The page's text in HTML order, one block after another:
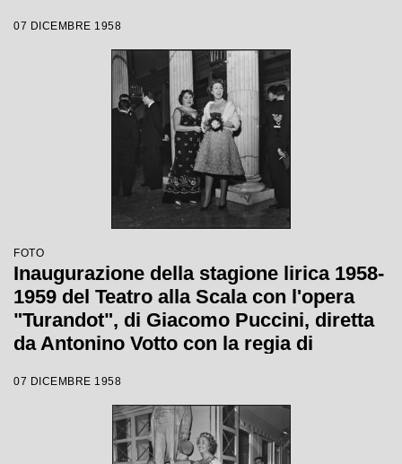
Giacomo Puccini, diretta da Antonino
Votto con la regia di Margherita
07 DICEMBRE 1958
FOTO
Inaugurazione della stagione lirica 1958-
1959 del Teatro alla Scala con l'opera
"Turandot", di Giacomo Puccini, diretta
da Antonino Votto con la regia di
07 DICEMBRE 1958